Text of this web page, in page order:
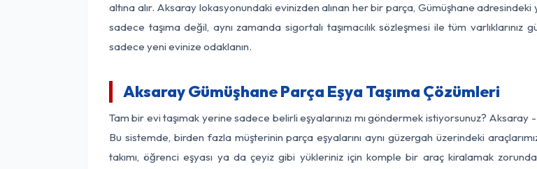
altına alır. Aksaray lokasyonundaki evinizden alınan her bir parça, Gümüşhane
sadece taşıma değil, aynı zamanda sigortalı taşımacılık sözleşmesi ile tüm varlıklarınız
sadece yeni evinize odaklanın.
Aksaray Gümüşhane Parça Eşya Taşıma Çözümleri
Tam bir evi taşımak yerine sadece belirli eşyalarınızı mı göndermek istiyorsunuz?
Bu sistemde, birden fazla müşterinin parça eşyalarını aynı güzergah üzerindeki
takımı, öğrenci eşyası ya da çeyiz gibi yükleriniz için komple bir araç kiralamak zorunda